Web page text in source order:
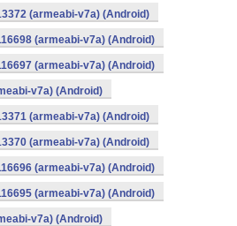
(armeabi-v7a) (Android)
(armeabi-v7a) (Android)
(armeabi-v7a) (Android)
v7a) (Android)
(armeabi-v7a) (Android)
(armeabi-v7a) (Android)
(armeabi-v7a) (Android)
(armeabi-v7a) (Android)
v7a) (Android)